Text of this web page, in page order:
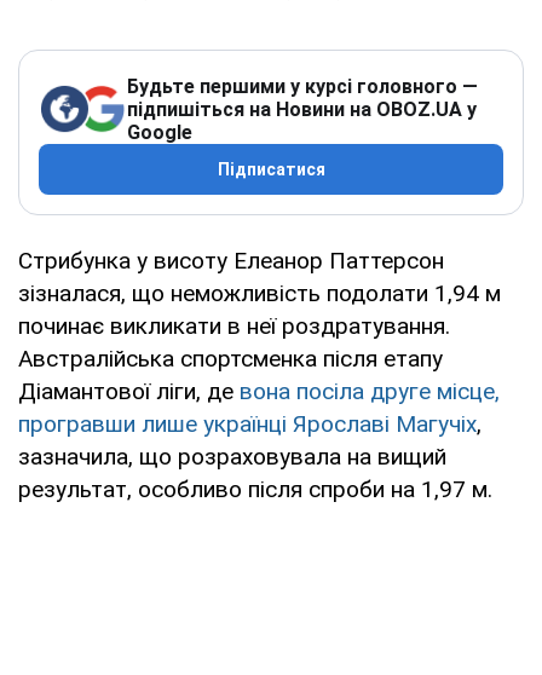
Будьте першими у курсі головного —
підпишіться на Новини на OBOZ.UA у
Google
Підписатися
Стрибунка у висоту Елеанор Паттерсон
зізналася, що неможливість подолати 1,94 м
починає викликати в неї роздратування.
Австралійська спортсменка після етапу
Діамантової ліги, де вона посіла друге місце,
програвши лише українці Ярославі Магучіх,
зазначила, що розраховувала на вищий
результат, особливо після спроби на 1,97 м.